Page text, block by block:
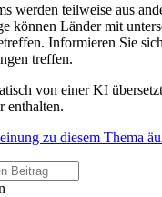
werden teilweise aus
können Länder mit
Informieren Sie
treffen.
von einer KI
enthalten.
zu diesem Thema